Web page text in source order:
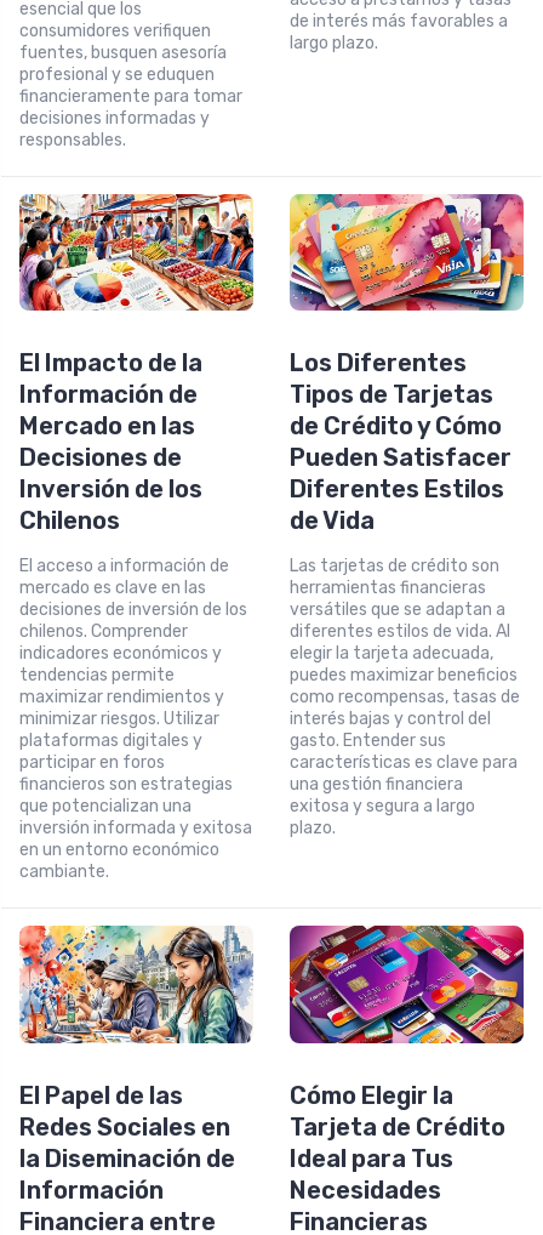
esencial que los
consumidores verifiquen
fuentes, busquen asesoría
profesional y se eduquen
financieramente para tomar
decisiones informadas y
responsables.
de interés más favorables a
largo plazo.
El Impacto de la
Información de
Mercado en las
Decisiones de
Inversión de los
Chilenos
El acceso a información de
mercado es clave en las
decisiones de inversión de los
chilenos. Comprender
indicadores económicos y
tendencias permite
maximizar rendimientos y
minimizar riesgos. Utilizar
plataformas digitales y
participar en foros
financieros son estrategias
que potencializan una
inversión informada y exitosa
en un entorno económico
cambiante.
Los Diferentes
Tipos de Tarjetas
de Crédito y Cómo
Pueden Satisfacer
Diferentes Estilos
de Vida
Las tarjetas de crédito son
herramientas financieras
versátiles que se adaptan a
diferentes estilos de vida. Al
elegir la tarjeta adecuada,
puedes maximizar beneficios
como recompensas, tasas de
interés bajas y control del
gasto. Entender sus
características es clave para
una gestión financiera
exitosa y segura a largo
plazo.
El Papel de las
Redes Sociales en
la Diseminación de
Información
Financiera entre
Cómo Elegir la
Tarjeta de Crédito
Ideal para Tus
Necesidades
Financieras